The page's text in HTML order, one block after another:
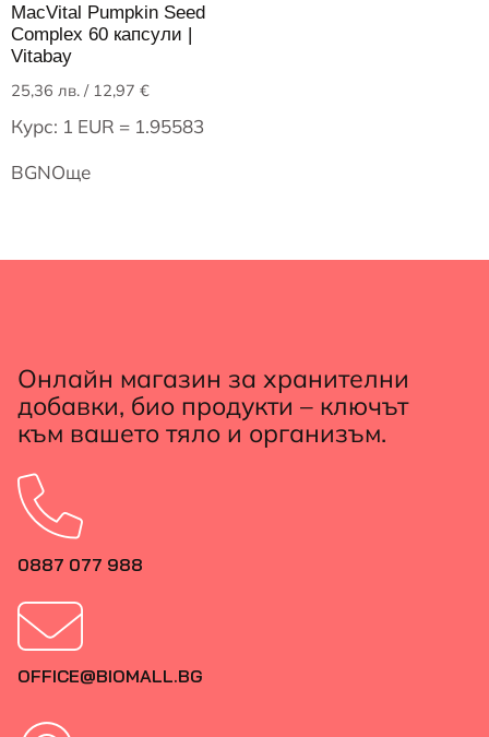
MacVital Pumpkin Seed
Complex 60 капсули |
Vitabay
25,36 лв. / 12,97 €
Курс: 1 EUR = 1.95583
BGNОще
Онлайн магазин за хранителни
добавки, био продукти – ключът
към вашето тяло и организъм.
0887 077 988
OFFICE@BIOMALL.BG